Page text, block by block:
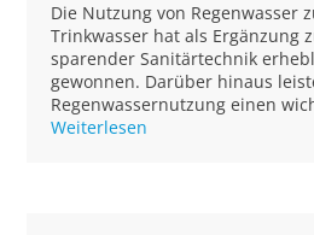
Die Nutzung von Regenwasser
Trinkwasser hat als Ergänzung
sparender Sanitärtechnik
gewonnen. Darüber hinaus
Regenwassernutzung einen
Weiterlesen